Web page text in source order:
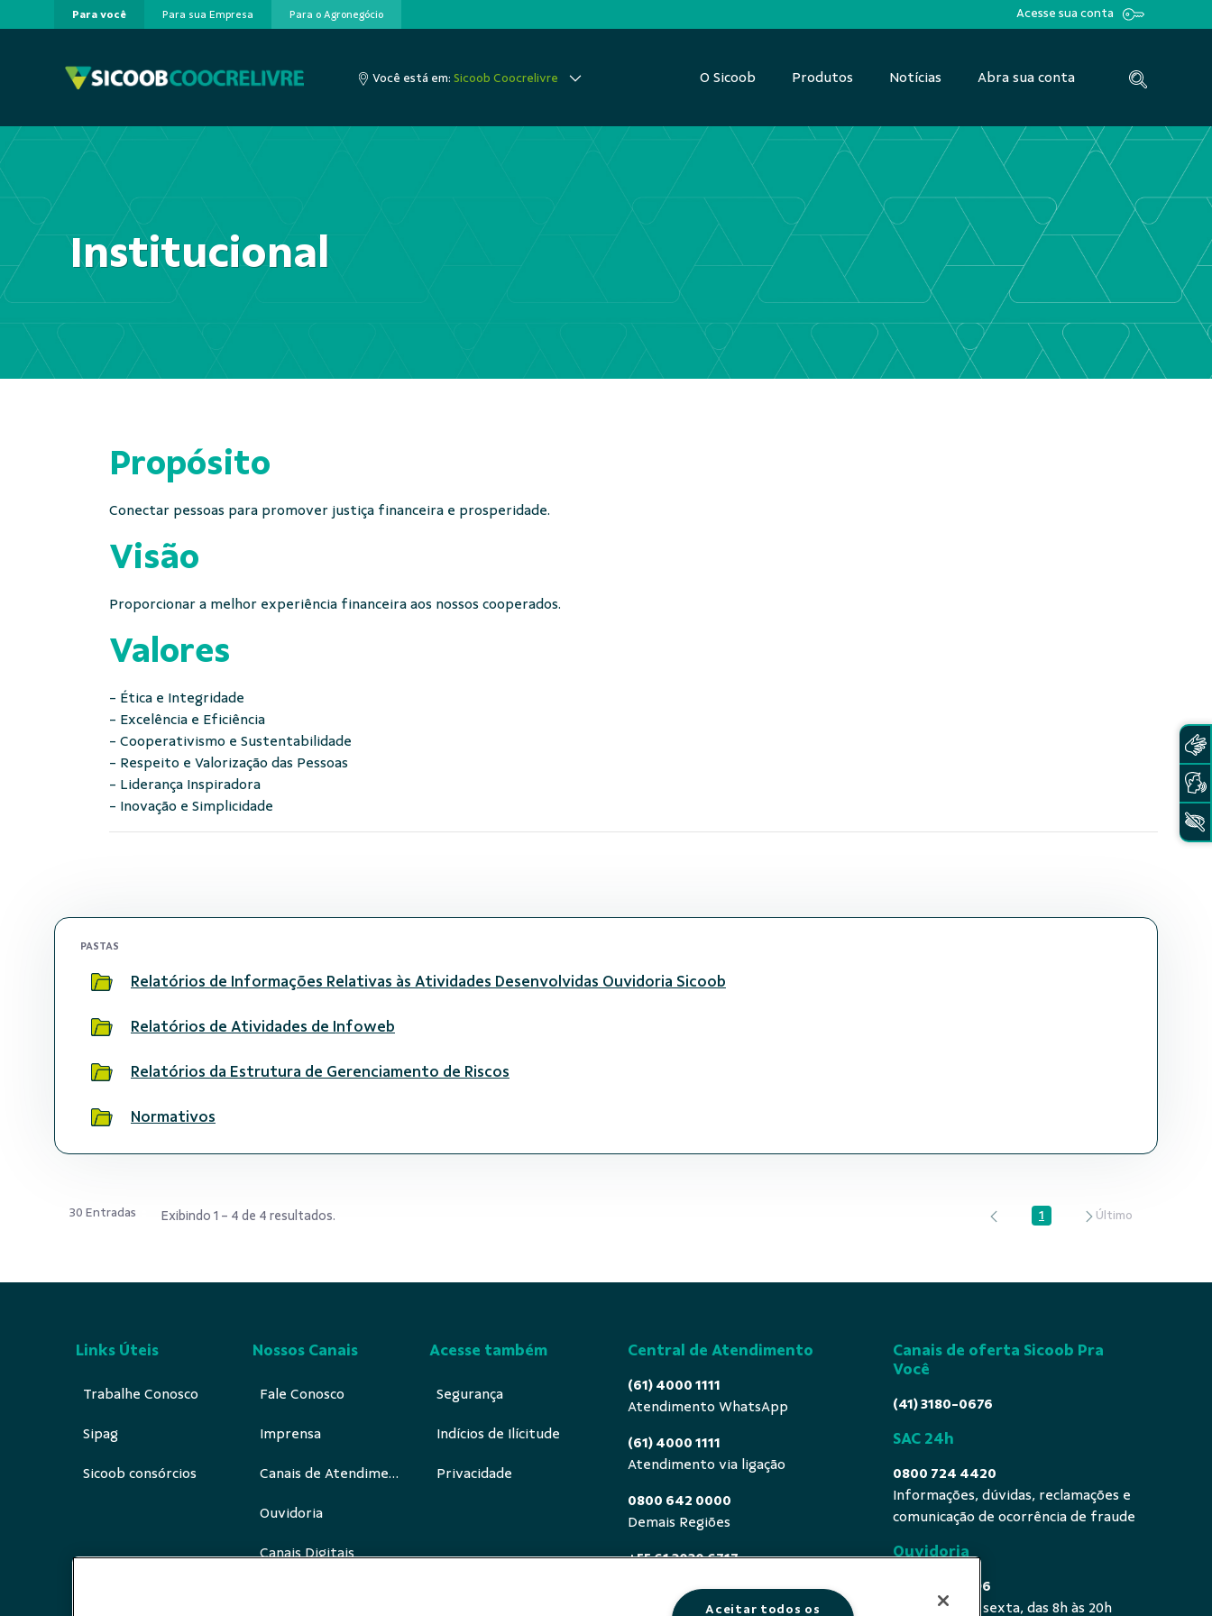
Pular para o Conteúdo principal
Para você Para sua Empresa Para o Agronegócio Acesse sua conta
Você está em: Sicoob Coocrelivre O Sicoob Produtos Notícias Abra sua conta
Institucional
Propósito
Conectar pessoas para promover justiça financeira e prosperidade.
Visão
Proporcionar a melhor experiência financeira aos nossos cooperados.
Valores
- Ética e Integridade
- Excelência e Eficiência
- Cooperativismo e Sustentabilidade
- Respeito e Valorização das Pessoas
- Liderança Inspiradora
- Inovação e Simplicidade
PASTAS
Relatórios de Informações Relativas às Atividades Desenvolvidas Ouvidoria Sicoob
Relatórios de Atividades de Infoweb
Relatórios da Estrutura de Gerenciamento de Riscos
Normativos
30 Entradas Exibindo 1 - 4 de 4 resultados. Página
1
Links Úteis
Trabalhe Conosco
Sipag
Sicoob consórcios
Nossos Canais
Fale Conosco
Imprensa
Canais de Atendimento
Ouvidoria
Canais Digitais
Acesse também
Segurança
Indícios de Ilícitude
Privacidade
Central de Atendimento
(61) 4000 1111
Atendimento WhatsApp
(61) 4000 1111
Atendimento via ligação
0800 642 0000
Demais Regiões
+55 61 3030 6717
Canais de oferta Sicoob Pra
Você
(41) 3180-0676
SAC 24h
0800 724 4420
Informações, dúvidas, reclamações e
comunicação de ocorrência de fraude
Ouvidoria
0800 725 0996
De segunda a sexta, das 8h às 20h
Aceitar todos os